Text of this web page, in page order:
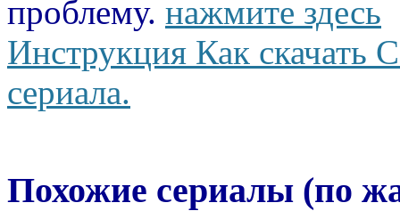
проблему. нажмите здесь
Инструкция Как скачать
сериала.
Похожие сериалы (по